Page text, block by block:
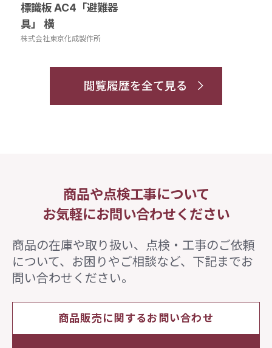
標識板 AC4「避難器
具」 横
株式会社東京化成製作所
閲覧履歴を全て見る
商品や点検工事について
お気軽にお問い合わせください
商品の在庫や取り扱い、点検・工事のご依頼
について、 お困りやご相談など、下記までお
問い合わせください。
商品販売に関するお問い合わせ